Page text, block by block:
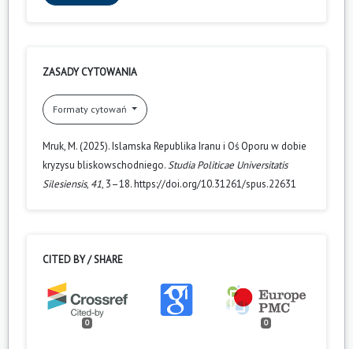
ZASADY CYTOWANIA
Formaty cytowań
Mruk, M. (2025). Islamska Republika Iranu i Oś Oporu w dobie
kryzysu bliskowschodniego.Studia Politicae Universitatis
Silesiensis, 41, 3–18. https://doi.org/10.31261/spus.22631
CITED BY / SHARE
0 0